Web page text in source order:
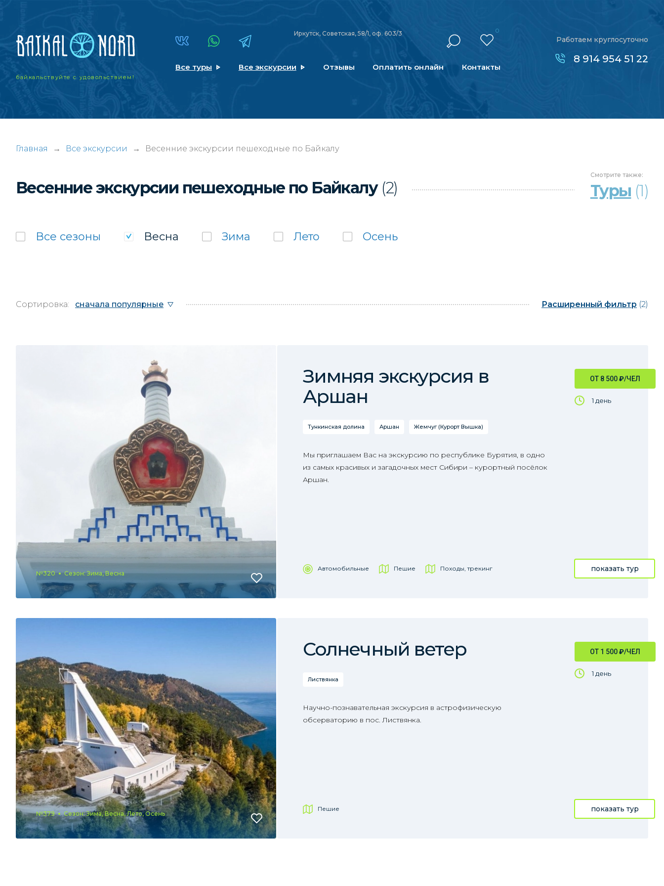
байкальствуйтес удовольствием!
Иркутск, Советская, 58/1, оф. 603/3 0
Все туры Все экскурсии Отзывы Оплатить онлайн Контакты
Работаем круглосуточно
8 914 954 51 22
Главная → Все экскурсии → Весенние экскурсии пешеходные по Байкалу
Весенние экскурсии пешеходные по Байкалу (2)
Смотрите также:
Туры (1)
Все сезоны Весна Зима Лето Осень
Сортировка: сначала популярные Расширенный фильтр (2)
№320 Сезон: Зима, Весна
ОТ 8 500₽/ЧЕЛ
1 день
Зимняя экскурсия в
Аршан
Тункинская долина Аршан Жемчуг (Курорт Вышка)
Мы приглашаем Вас на экскурсию по республике Бурятия, в одно
из самых красивых и загадочных мест Сибири – курортный посёлок
Аршан.
Автомобильные Пешие Походы, трекинг показать тур
№379 Сезон: Зима, Весна, Лето, Осень
ОТ 1 500₽/ЧЕЛ
1 день
Солнечный ветер
Листвянка
Научно-познавательная экскурсия в астрофизическую
обсерваторию в пос. Листвянка.
Пешие показать тур